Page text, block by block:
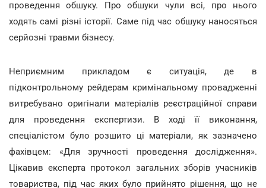
проведення обшуку. Про обшуки чули всі, про нього
ходять самі різні історії. Саме під час обшуку наносяться
серйозні травми бізнесу.
Неприємним прикладом є ситуація, де в
підконтрольному рейдерам кримінальному провадженні
витребувано оригінали матеріалів реєстраційної справи
для проведення експертизи. В ході її виконання,
спеціалістом було розшито ці матеріали, як зазначено
фахівцем: «Для зручності проведення дослідження».
Цікавив експерта протокол загальних зборів учасників
товариства, під час яких було прийнято рішення, що не